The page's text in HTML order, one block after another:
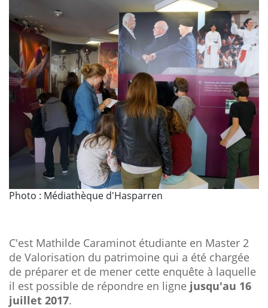
Photo : Médiathèque d'Hasparren
C'est Mathilde Caraminot étudiante en Master 2
de Valorisation du patrimoine qui a été chargée
de préparer et de mener cette enquête à laquelle
il est possible de répondre en ligne jusqu'au 16
juillet 2017.